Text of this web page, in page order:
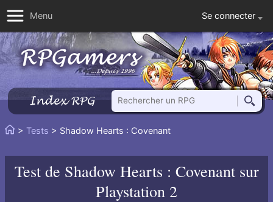
Menu Se connecter
Index RPG
Rechercher un RPG
Vous
> Tests > Shadow Hearts : Covenant
Test de Shadow Hearts : Covenantsur
Playstation 2